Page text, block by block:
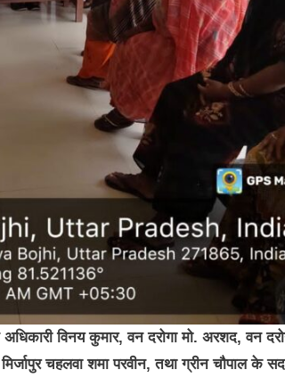
विनय कुमार, वन दरोगा मो. अरशद, वन
चहलवा शमा परवीन, तथा ग्रीन चौपाल के